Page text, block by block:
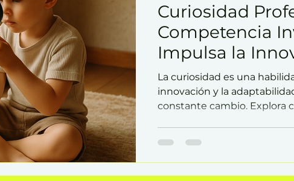
Curiosidad
Competencia
Impulsa la
La curiosidad es una
innovación y la
constante cambio. Explora